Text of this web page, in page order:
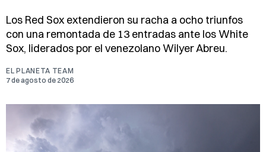
Los Red Sox extendieron su racha a ocho triunfos
con una remontada de 13 entradas ante los White
Sox, liderados por el venezolano Wilyer Abreu.
EL PLANETA TEAM
7 de agosto de 2026